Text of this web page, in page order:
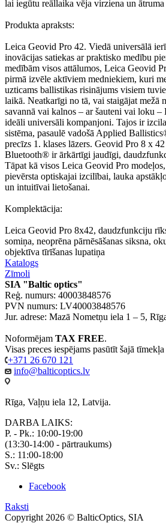
lai iegūtu reāllaika vēja virziena un
Produkta apraksts:
Leica Geovid Pro 42. Viedā universālā
inovācijas satiekas ar praktisko medību
medībām visos attālumos, Leica Geovid
pirmā izvēle aktīviem medniekiem, kuri
uzticams ballistikas risinājums visiem
laikā. Neatkarīgi no tā, vai staigājat mežā
savannā vai kalnos – ar šauteni vai loku
ideāli universāli kompanjoni. Tajos ir
sistēma, pasaulē vadošā Applied
precīzs 1. klases lāzers. Geovid Pro 8 x
Bluetooth® ir ārkārtīgi jaudīgi,
Tāpat kā visos Leica Geovid Pro
pievērsta optiskajai izcilībai, lauka
un intuitīvai lietošanai.
Komplektācija:
Leica Geovid Pro 8x42, daudzfunkciju
somiņa, neoprēna pārnēsāšanas siksna,
objektīva tīrīšanas lupatiņa
Katalogs
Zīmoli
SIA "Baltic optics"
Reģ. numurs: 40003848576
PVN numurs: LV40003848576
Jur. adrese: Mazā Nometņu iela 1 – 5,
Noformējam TAX FREE.
Visas preces iespējams pasūtīt šajā
+371 26 670 121
info@balticoptics.lv
Rīga, Vaļņu iela 12, Latvija.
DARBA LAIKS:
P. - Pk.: 10:00-19:00
(13:30-14:00 - pārtraukums)
S.: 11:00-18:00
Sv.: Slēgts
Facebook
Raksti
Copyright 2026 © BalticOptics, SIA